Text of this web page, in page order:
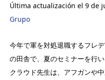
Última actualización el 9 de
Grupo
今年で軍を対処退職するフレ
の田舎で、夏のセミナーを行い
クラウド先生は、アフガンや